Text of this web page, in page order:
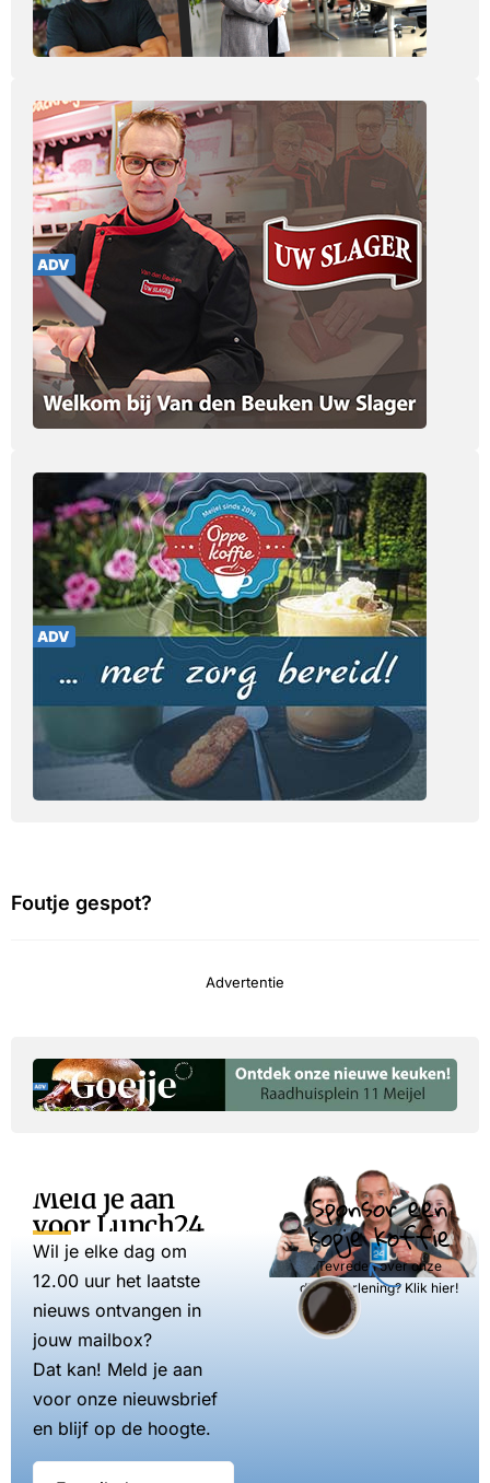
Foutje gespot?
Advertentie
Meld je aan
voor Lunch24
Wil je elke dag om
12.00 uur het laatste
nieuws ontvangen in
jouw mailbox?
Dat kan! Meld je aan
voor onze nieuwsbrief
en blijf op de hoogte.
Sponsor een
kopje koffie
Tevreden over onze
dienstverlening? Klik hier!